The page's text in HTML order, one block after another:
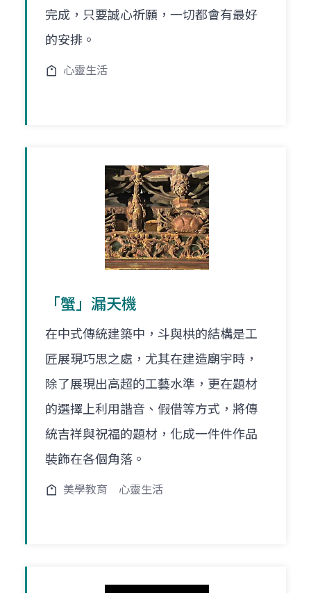
完成，只要誠心祈願，一切都會有最好
的安排。
心靈生活
「蟹」漏天機
在中式傳統建築中，斗與栱的結構是工
匠展現巧思之處，尤其在建造廟宇時，
除了展現出高超的工藝水準，更在題材
的選擇上利用諧音、假借等方式，將傳
統吉祥與祝福的題材，化成一件件作品
裝飾在各個角落。
美學教育 心靈生活